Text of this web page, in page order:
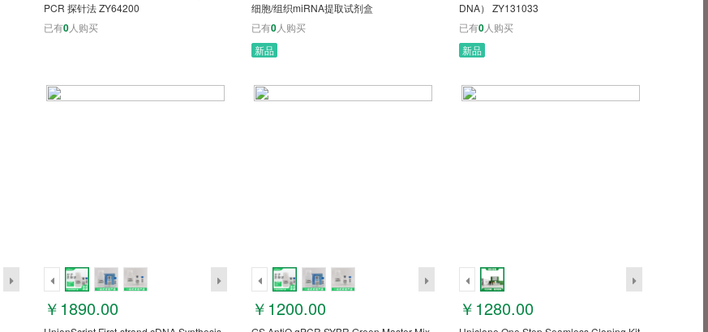
PCR 探针法 ZY64200
已有0人购买
细胞/组织miRNA提取试剂盒
已有0人购买
新品
DNA） ZY131033
已有0人购买
新品
￥1890.00 ￥1200.00 ￥1280.00